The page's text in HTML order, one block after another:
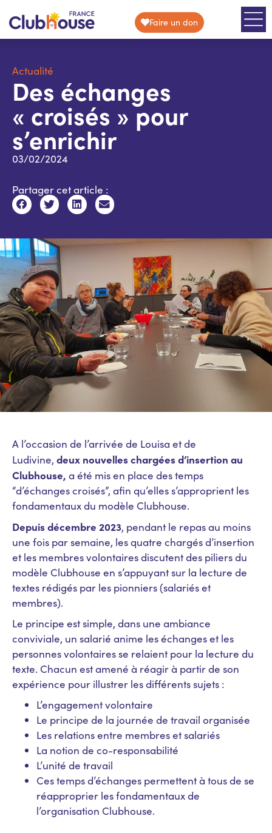
Faire un don
Actualité
Des échanges
« croisés » pour
s’enrichir
03/02/2024
Partager cet article :
A l’occasion de l’arrivée de Louisa et de
Ludivine, deux nouvelles chargées d’insertion au
Clubhouse, a été mis en place des temps
“d’échanges croisés”, afin qu’elles s’approprient les
fondamentaux du modèle Clubhouse.
Depuis décembre 2023, pendant le repas au moins
une fois par semaine, les quatre chargés d’insertion
et les membres volontaires discutent des piliers du
modèle Clubhouse en s’appuyant sur la lecture de
textes rédigés par les pionniers (salariés et
membres).
Le principe est simple, dans une ambiance
conviviale, un salarié anime les échanges et les
personnes volontaires se relaient pour la lecture du
texte. Chacun est amené à réagir à partir de son
expérience pour illustrer les différents sujets :
L’engagement volontaire
Le principe de la journée de travail organisée
Les relations entre membres et salariés
La notion de co-responsabilité
L’unité de travail
Ces temps d’échanges permettent à tous de se
réapproprier les fondamentaux de
l’organisation Clubhouse.